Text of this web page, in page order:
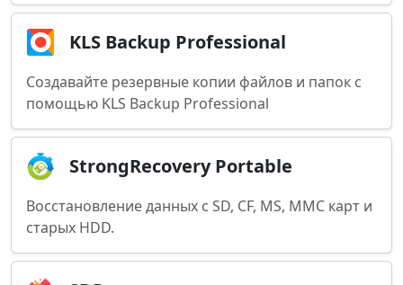
KLS Backup Professional
Создавайте резервные копии файлов и папок с
помощью KLS Backup Professional
StrongRecovery Portable
Восстановление данных с SD, CF, MS, MMC карт и
старых HDD.